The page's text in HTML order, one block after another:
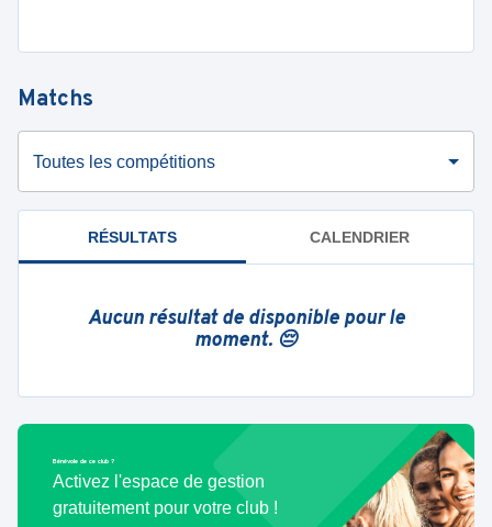
Matchs
Toutes les compétitions
RÉSULTATS CALENDRIER
Aucun résultat de disponible pour le
moment. 😔
Bénévole de ce club ?
Activez l'espace de gestion
gratuitement pour votre club !